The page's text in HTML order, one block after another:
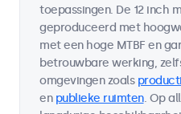
toepassingen. De 12 inch
geproduceerd met
met een hoge MTBF en
betrouwbare werking,
omgevingen zoals
en publieke ruimten. Op